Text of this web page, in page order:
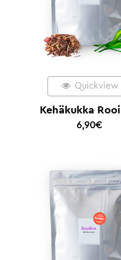
Quickview
Kehäkukka
6,90€